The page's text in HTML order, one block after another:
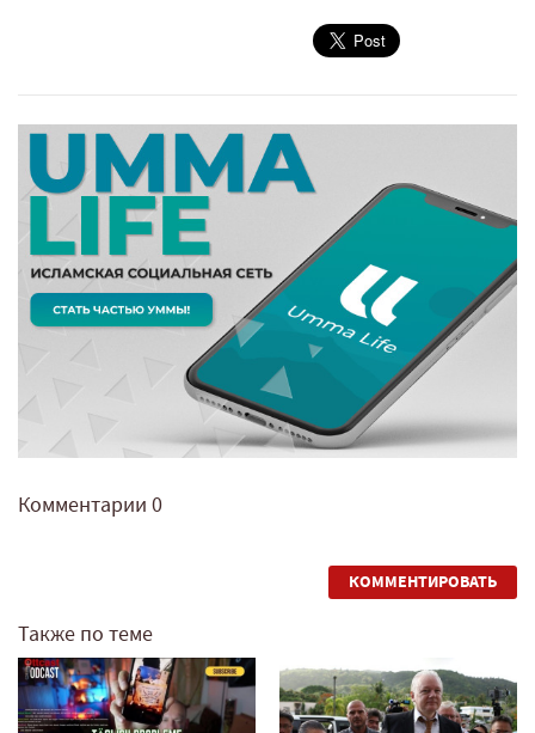
Комментарии 0
КОММЕНТИРОВАТЬ
Также по теме